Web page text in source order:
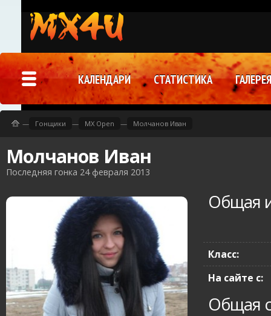
Молчанов Иван
Последняя гонка 24 февраля 2013
Общая
Класс:
На сайте с:
Общая
— Гонщики — MX Open — Молчанов Иван
КАЛЕНДАРИ СТАТИСТИКА ГАЛЕРЕЯ